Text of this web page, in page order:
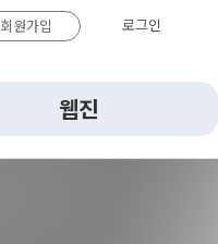
회원가입 로그인
웹진